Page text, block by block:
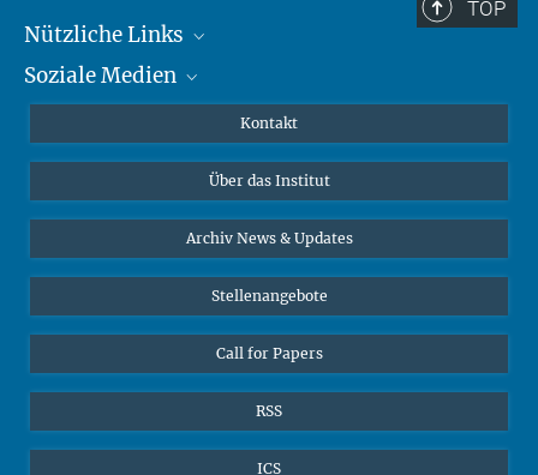
TOP
Nützliche Links
MMG Alumni Corner
Online-Vorträge
Interviews zum Thema "Diversity"
Soziale Medien
Bluesky
Kontakt
Über das Institut
Archiv News & Updates
Stellenangebote
Call for Papers
RSS
ICS